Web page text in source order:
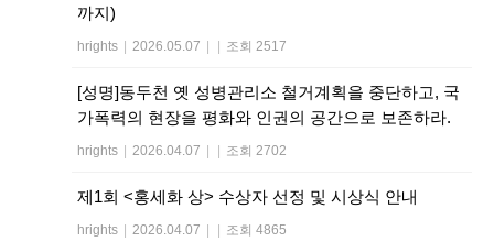
까지)
hrights | 2026.05.07 | | 조회 2517
[성명]동두천 옛 성병관리소 철거계획을 중단하고, 국
가폭력의 현장을 평화와 인권의 공간으로 보존하라.
hrights | 2026.04.07 | | 조회 2702
제1회 <홍세화 상> 수상자 선정 및 시상식 안내
hrights | 2026.04.07 | | 조회 4865